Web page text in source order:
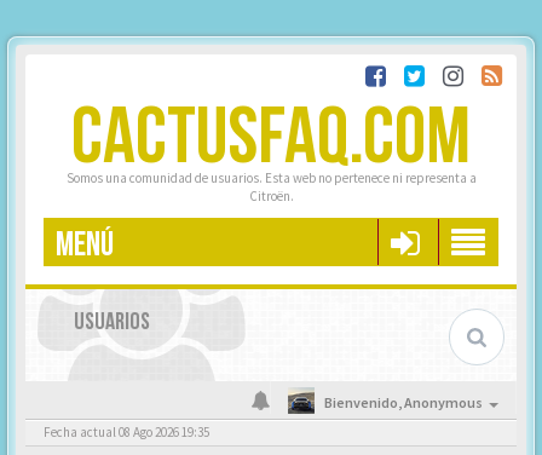
CACTUSFAQ.COM
Somos una comunidad de usuarios. Esta web no pertenece ni representa a
Citroën.
MENÚ
USUARIOS
Bienvenido,Anonymous
Fecha actual 08 Ago 2026 19:35